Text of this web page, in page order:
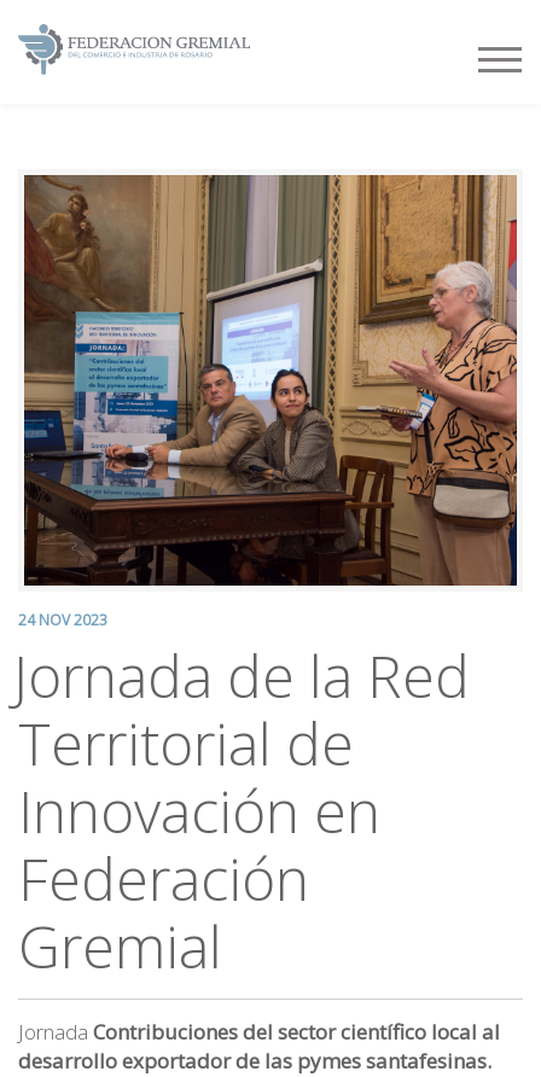
24 NOV 2023
Jornada de la Red
Territorial de
Innovación en
Federación
Gremial
Jornada Contribuciones del sector científico local al
desarrollo exportador de las pymes santafesinas.